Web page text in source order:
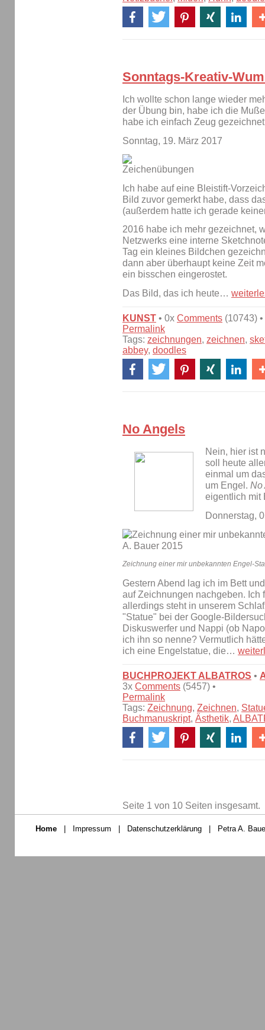
Sonntags-Kreativ-
Ich wollte schon lange wieder
der Übung bin, habe ich die
habe ich einfach Zeug
Sonntag, 19. März 2017
Ich habe auf eine Bleistift-
Bild zuvor gemerkt habe, dass
(außerdem hatte ich gerade
2016 habe ich mehr gezeichnet,
Netzwerks eine interne
Tag ein kleines Bildchen
dann aber überhaupt keine Zeit
ein bisschen eingerostet.
Das Bild, das ich heute…
KUNST • 0x Comments (10743) •
Permalink
Tags: zeichnungen, zeichnen,
abbey, doodles
No Angels
Nein, hier ist
soll heute
einmal um
um Engel. No
eigentlich mit
Donnerstag,
Zeichnung einer mir unbekannten Engel-
Gestern Abend lag ich im Bett
auf Zeichnungen nachgeben. Ich
allerdings steht in unserem
"Statue" bei der Google-
Diskuswerfer und Nappi (ob
ich ihn so nenne? Vermutlich
ich eine Engelstatue, die…
BUCHPROJEKT ALBATROS •
3x Comments (5457) •
Permalink
Tags: Zeichnung, Zeichnen,
Buchmanuskript, Ästhetik,
Seite 1 von 10 Seiten insgesamt.
Home Impressum Datenschutzerklärung Petra A.